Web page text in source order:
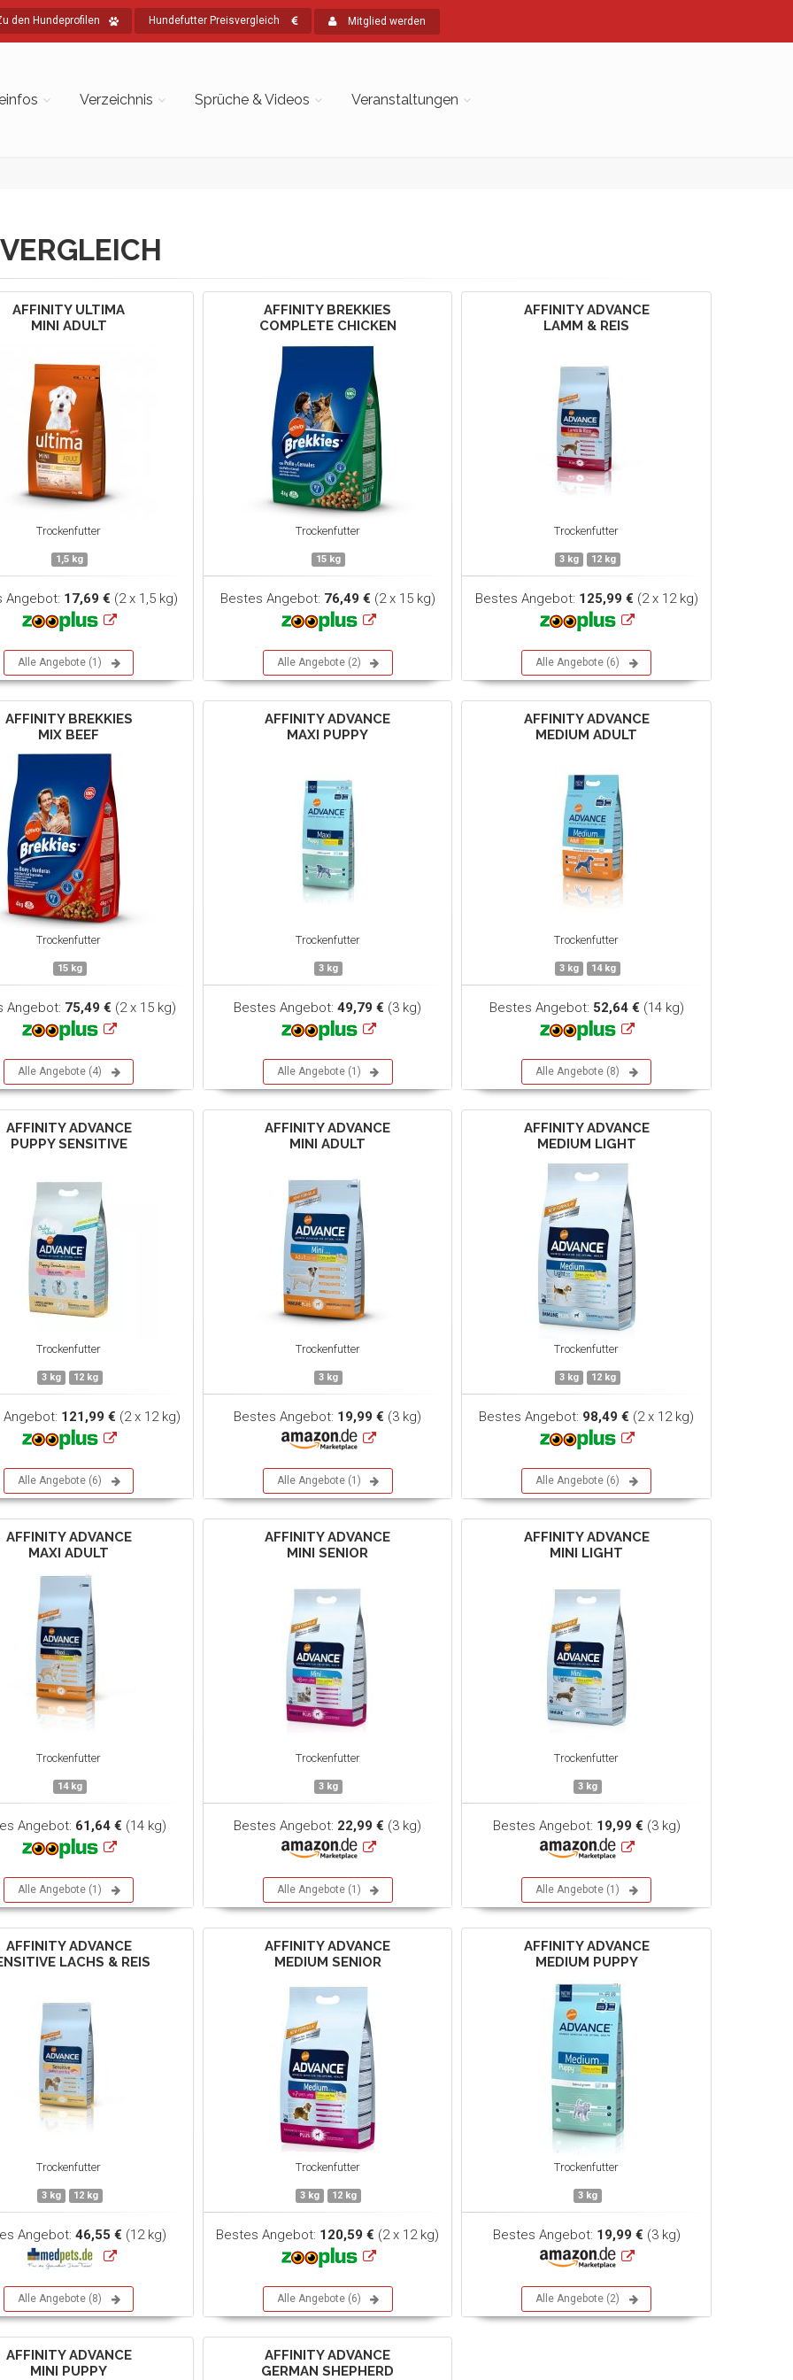
den Hundeprofilen Hundefutter Preisvergleich Mitglied werden
Verzeichnis Sprüche & Videos Veranstaltungen
AFFINITY ULTIMA
MINI ADULT
Trockenfutter
1,5 kg
Angebot: 17,69 € (2 x 1,5 kg)
Alle Angebote (1)
AFFINITY BREKKIES
COMPLETE CHICKEN
Trockenfutter
15 kg
Bestes Angebot: 76,49 € (2 x 15 kg)
Alle Angebote (2)
AFFINITY ADVANCE
LAMM & REIS
Trockenfutter
3 kg 12 kg
Bestes Angebot: 125,99 € (2 x 12 kg)
Alle Angebote (6)
AFFINITY BREKKIES
MIX BEEF
Trockenfutter
15 kg
Angebot: 75,49 € (2 x 15 kg)
Alle Angebote (4)
AFFINITY ADVANCE
MAXI PUPPY
Trockenfutter
3 kg
Bestes Angebot:49,79 € (3 kg)
Alle Angebote (1)
AFFINITY ADVANCE
MEDIUM ADULT
Trockenfutter
3 kg 14 kg
Bestes Angebot: 52,64 € (14 kg)
Alle Angebote (8)
AFFINITY ADVANCE
PUPPY SENSITIVE
Trockenfutter
3 kg 12 kg
121,99 € (2 x 12 kg)
Alle Angebote (6)
AFFINITY ADVANCE
MINI ADULT
Trockenfutter
3 kg
Bestes Angebot: 19,99 € (3 kg)
Alle Angebote (1)
AFFINITY ADVANCE
MEDIUM LIGHT
Trockenfutter
3 kg 12 kg
Bestes Angebot: 98,49 € (2 x 12 kg)
Alle Angebote (6)
AFFINITY ADVANCE
MAXI ADULT
Trockenfutter
14 kg
Angebot: 61,64 € (14 kg)
Alle Angebote (1)
AFFINITY ADVANCE
MINI SENIOR
Trockenfutter
3 kg
Bestes Angebot: 22,99 € (3 kg)
Alle Angebote (1)
AFFINITY ADVANCE
MINI LIGHT
Trockenfutter
3 kg
Bestes Angebot: 19,99 € (3 kg)
Alle Angebote (1)
AFFINITY ADVANCE
LACHS & REIS
Trockenfutter
3 kg 12 kg
Angebot: 46,55 € (12 kg)
Alle Angebote (8)
AFFINITY ADVANCE
MEDIUM SENIOR
Trockenfutter
3 kg 12 kg
Bestes Angebot: 120,59 € (2 x 12 kg)
Alle Angebote (6)
AFFINITY ADVANCE
MEDIUM PUPPY
Trockenfutter
3 kg
Bestes Angebot: 19,99 € (3 kg)
Alle Angebote (2)
AFFINITY ADVANCE
MINI PUPPY
AFFINITY ADVANCE
GERMAN SHEPHERD